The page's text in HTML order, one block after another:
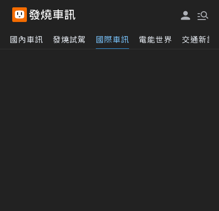
國內車訊 發燒試駕 國際車訊 電能世界 交通新訊